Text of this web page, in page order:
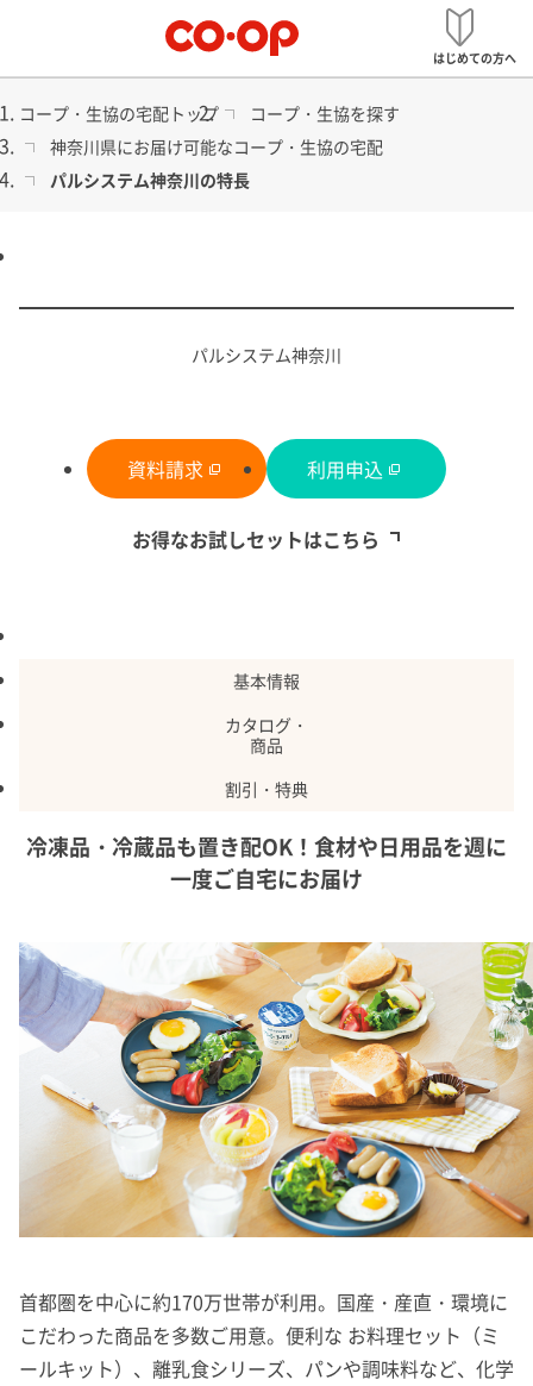
ュ
はじめての方へ
コープ・生協の宅配トップ
コープ・生協を探す
神奈川県にお届け可能なコープ・生協の宅配
パルシステム神奈川の特長
パルシステム神奈川
資料請求 利用申込
お得なお試しセットはこちら
基本情報
カタログ・
商品
割引・特典
冷凍品・冷蔵品も置き配OK！食材や日用品を週に
一度ご自宅にお届け
首都圏を中心に約170万世帯が利用。国産・産直・環境に
こだわった商品を多数ご用意。便利な お料理セット（ミ
ールキット）、離乳食シリーズ、パンや調味料など、化学